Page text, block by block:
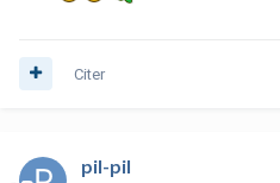
Citer
pil-pil